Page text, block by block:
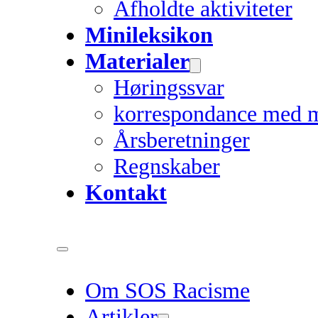
Afholdte aktiviteter
Minileksikon
Materialer
Høringssvar
korrespondance med
Årsberetninger
Regnskaber
Kontakt
Om SOS Racisme